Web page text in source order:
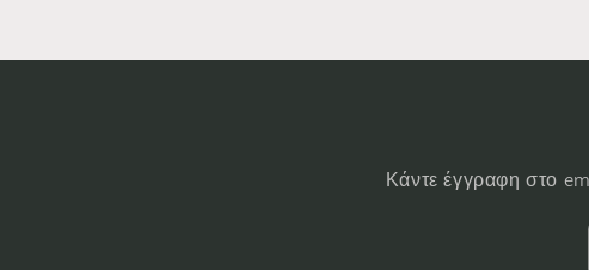
Κάντε έγγραφη στο